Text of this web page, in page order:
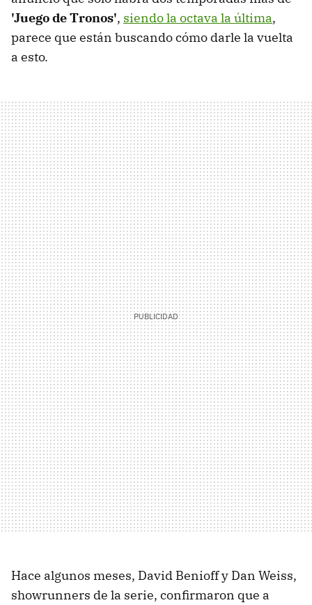
'Juego de Tronos', siendo la octava la última,
parece que están buscando cómo darle la vuelta
a esto.
Hace algunos meses, David Benioff y Dan Weiss,
showrunners de la serie, confirmaron que a